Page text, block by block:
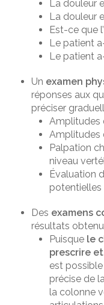
La douleur
La douleur
Est-ce que
Le patient
Le patient
Un examen
réponses aux
préciser
Amplitudes
Amplitudes
Palpation
niveau
Évaluation
potentielles
Des examens
résultats
Puisque le
prescrire
est possible
précise de
la colonne